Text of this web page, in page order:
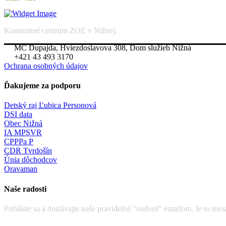
Komunitné centrum ZOE v Nižnej.
MC Dupajda, Hviezdoslavova 308, Dom služieb Nižná
+421 43 493 3170
Ochrana osobných údajov
Ďakujeme za podporu
Detský raj Ľubica Personová
DSI data
Obec Nižná
IA MPSVR
CPPPa P
CDR Tvrdošín
Únia dôchodcov
Oravaman
Naše radosti
Prihláste sa a dostávajte naše pravidelné "radosti" emailom. Je to